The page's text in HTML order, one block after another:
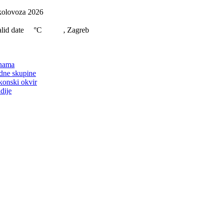
Skip
content
2026
date °C , Zagreb
skupine
okvir